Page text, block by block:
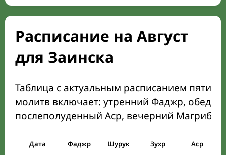
Расписание на Август
для Заинска
Таблица с актуальным расписанием пяти
молитв включает: утренний Фаджр,
послеполуденный Аср, вечерний Магриб
Дата Фаджр Шурук Зухр Аср